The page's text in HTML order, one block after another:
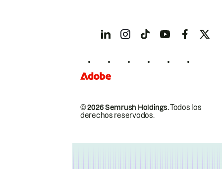
© 2026 Semrush Holdings.Todos los
derechos reservados.